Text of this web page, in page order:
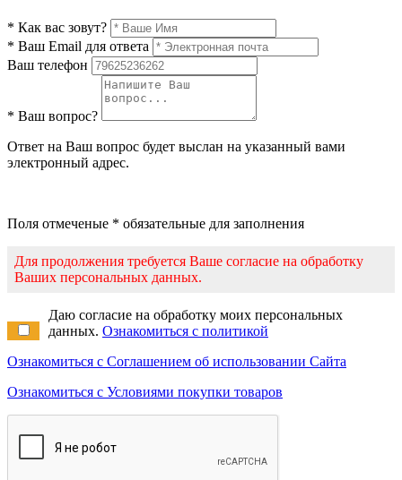
* Как вас зовут?
* Ваш Email для ответа
Ваш телефон
* Ваш вопрос?
Ответ на Ваш вопрос будет выслан на указанный вами
электронный адрес.
Поля отмеченые * обязательные для заполнения
Для продолжения требуется Ваше согласие на обработку
Ваших персональных данных.
Даю согласие на обработку моих персональных
данных. Ознакомиться с политикой
Ознакомиться с Соглашением об использовании Сайта
Ознакомиться с Условиями покупки товаров